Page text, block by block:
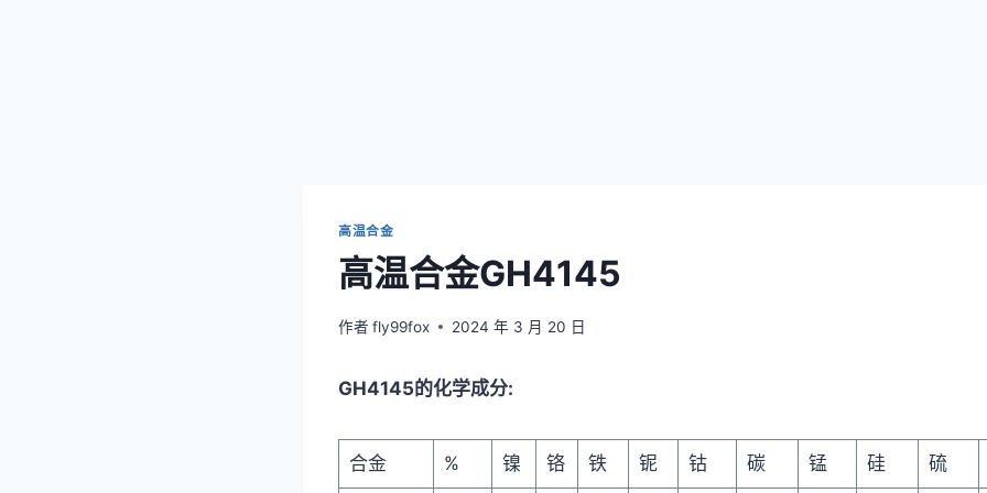
高温合金
高温合金GH4145
作者 fly99fox 2024 年 3 月 20 日
GH4145的化学成分:
合金 % 镍 铬 铁 铌 钴 碳 锰 硅 硫